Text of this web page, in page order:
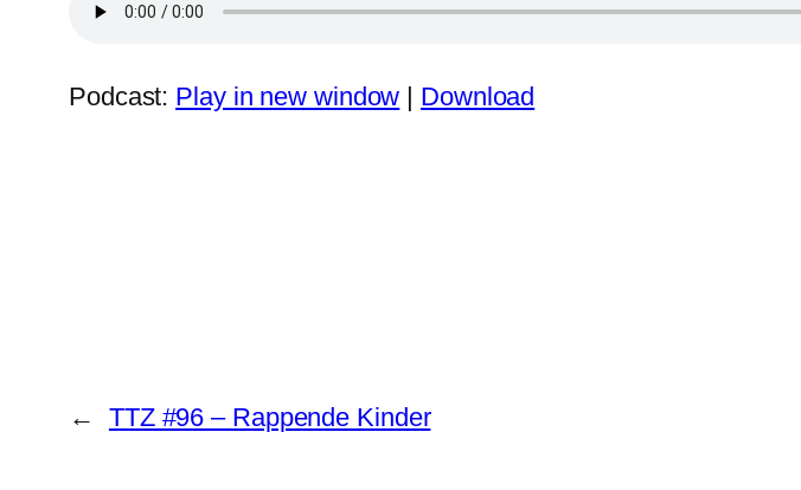
Podcast: Play in new window Download
← TTZ #96 – Rappende Kinder